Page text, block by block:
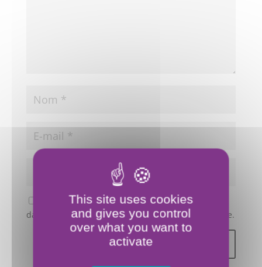
Enregistrer mon nom, mon e-mail et mon site
dans le navigateur pour mon prochain commentaire.
This site uses cookies
and gives you control
over what you want to
activate